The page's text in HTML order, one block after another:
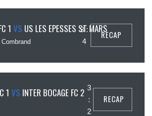
1 VS US LES EPESSES ST MARS
Combrand
3 :
4
RECAP
1 VS INTER BOCAGE FC 2 3
:
2
RECAP